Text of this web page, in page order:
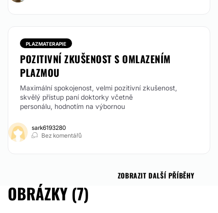
PLAZMATERAPIE
POZITIVNÍ ZKUŠENOST S OMLAZENÍM
PLAZMOU
Maximální spokojenost, velmi pozitivní zkušenost,
skvělý přístup paní doktorky včetně
personálu, hodnotím na výbornou
sark6193280
Bez komentářů
ZOBRAZIT DALŠÍ PŘÍBĚHY
OBRÁZKY (7)